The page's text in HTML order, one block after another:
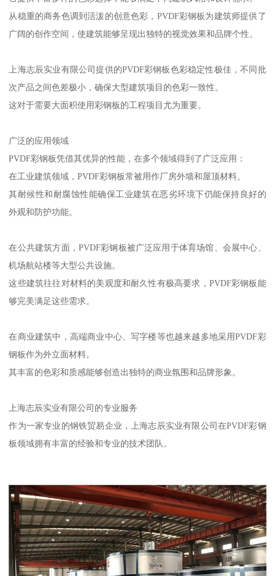
从稳重的商务色调到活泼的创意色彩，PVDF彩钢板为建筑师提供了
广阔的创作空间，使建筑能够呈现出独特的视觉效果和品牌个性。
上海志辰实业有限公司提供的PVDF彩钢板色彩稳定性极佳，不同批
次产品之间色差极小，确保大型建筑项目的色彩一致性。
这对于需要大面积使用彩钢板的工程项目尤为重要。
广泛的应用领域
PVDF彩钢板凭借其优异的性能，在多个领域得到了广泛应用：
在工业建筑领域，PVDF彩钢板常被用作厂房外墙和屋顶材料。
其耐候性和耐腐蚀性能确保工业建筑在恶劣环境下仍能保持良好的
外观和防护功能。
在公共建筑方面，PVDF彩钢板被广泛应用于体育场馆、会展中心、
机场航站楼等大型公共设施。
这些建筑往往对材料的美观度和耐久性有极高要求，PVDF彩钢板能
够完美满足这些需求。
在商业建筑中，高端商业中心、写字楼等也越来越多地采用PVDF彩
钢板作为外立面材料。
其丰富的色彩和质感能够创造出独特的商业氛围和品牌形象。
上海志辰实业有限公司的专业服务
作为一家专业的钢铁贸易企业，上海志辰实业有限公司在PVDF彩钢
板领域拥有丰富的经验和专业的技术团队。